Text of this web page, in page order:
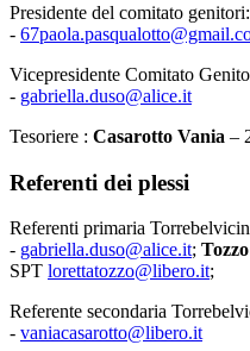
Presidente del comitato genitori:
-
Vicepresidente Comitato
- gabriella.duso@alice.it
Tesoriere : Casarotto Vania –
Referenti dei plessi
Referenti primaria
- gabriella.duso@alice.it;
SPT lorettatozzo@libero.it;
Referente secondaria
- vaniacasarotto@libero.it